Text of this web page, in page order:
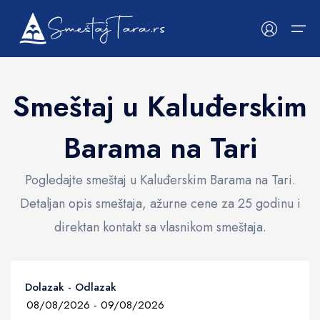
Početna
Smeštaji
Kategorije
Apartmani
Vikendice
Mapa smeštaja
Zaovine
O Tari
Kategorije
Nacionalni park TARA
Galerija fotografija
Smeštaj u Kaluđerskim
Barama na Tari
Pogledajte smeštaj u Kaluđerskim Barama na Tari.
Detaljan opis smeštaja, ažurne cene za 25 godinu i
direktan kontakt sa vlasnikom smeštaja.
Dolazak - Odlazak
WiFi
CAT